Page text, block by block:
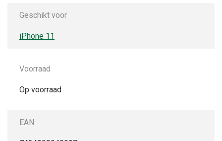
Geschikt voor
iPhone 11
Voorraad
Op voorraad
EAN